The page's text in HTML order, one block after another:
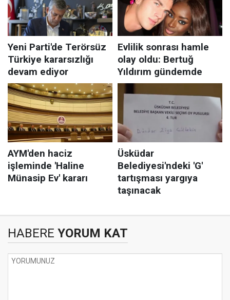
HABERE YORUM KAT